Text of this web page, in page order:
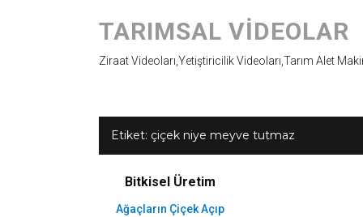
TARIMSAL VIDEOLAR
Ziraat Videoları,Yetiştiricilik Videoları,Tarım Alet
Etiket: çiçek niye meyve tutmaz
Bitkisel Üretim
Ağaçların Çiçek Açıp